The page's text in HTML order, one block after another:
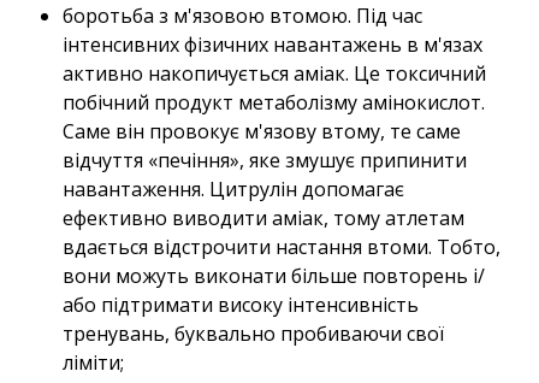
боротьба з м'язовою втомою. Під час
інтенсивних фізичних навантажень в м'язах
активно накопичується аміак. Це токсичний
побічний продукт метаболізму амінокислот.
Саме він провокує м'язову втому, те саме
відчуття «печіння», яке змушує припинити
навантаження. Цитрулін допомагає
ефективно виводити аміак, тому атлетам
вдається відстрочити настання втоми. Тобто,
вони можуть виконати більше повторень і/
або підтримати високу інтенсивність
тренувань, буквально пробиваючи свої
ліміти;